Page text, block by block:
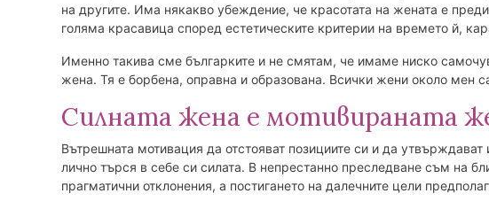
на другите. Има някакво убеждение, че красотата на жената е
голяма красавица според естетическите критерии на времето й,
Именно такива сме българките и не смятам, че имаме ниско
жена. Тя е борбена, оправна и образована. Всички жени около мен
Силната жена е мотивираната
Вътрешната мотивация да отстояват позициите си и да
лично търся в себе си силата. В непрестанно преследване съм на
прагматични отклонения, а постигането на далечните цели